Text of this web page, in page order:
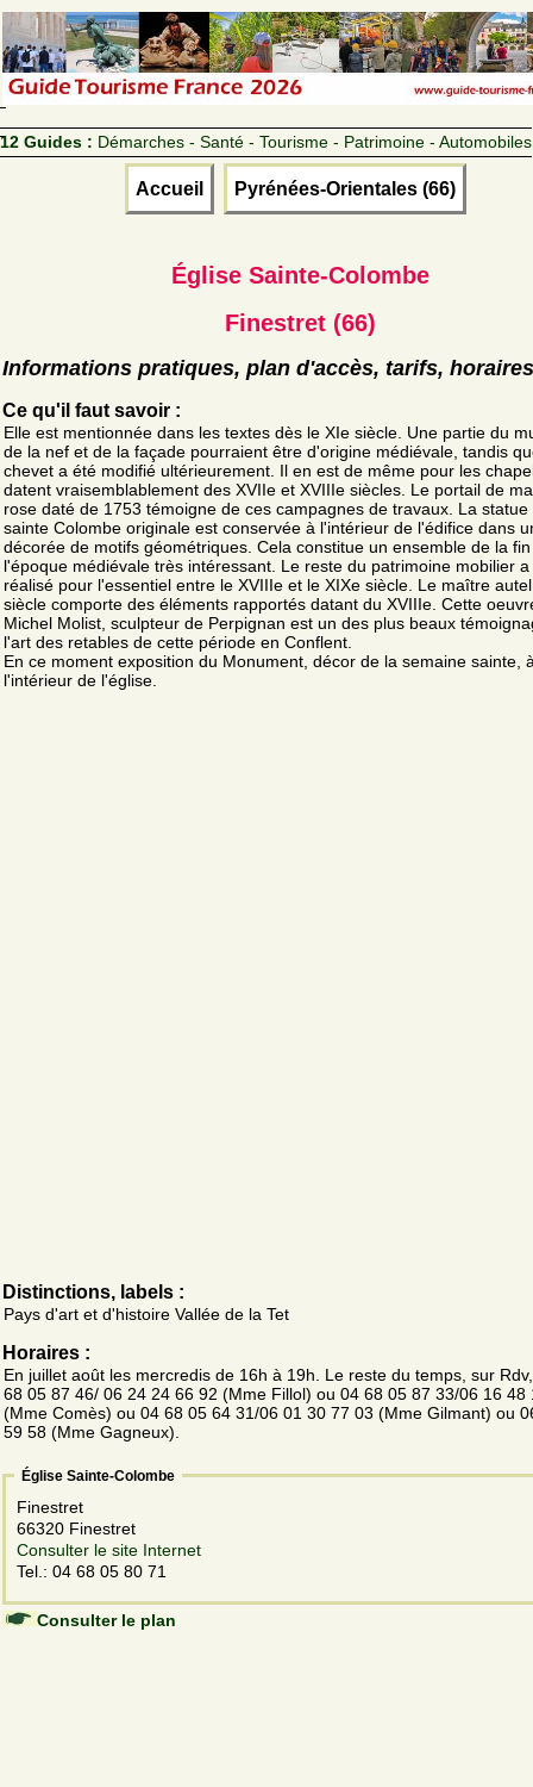
12 Guides : Démarches - Santé - Tourisme - Patrimoine - Automobiles
Accueil Pyrénées-Orientales (66)
Église Sainte-Colombe
Finestret (66)
Informations pratiques, plan d'accès, tarifs, horaires
Ce qu'il faut savoir :
Elle est mentionnée dans les textes dès le XIe siècle. Une partie du
de la nef et de la façade pourraient être d'origine médiévale, tandis
chevet a été modifié ultérieurement. Il en est de même pour les
datent vraisemblablement des XVIIe et XVIIIe siècles. Le portail de
rose daté de 1753 témoigne de ces campagnes de travaux. La statue
sainte Colombe originale est conservée à l'intérieur de l'édifice dans
décorée de motifs géométriques. Cela constitue un ensemble de la
l'époque médiévale très intéressant. Le reste du patrimoine mobilier a
réalisé pour l'essentiel entre le XVIIIe et le XIXe siècle. Le maître
siècle comporte des éléments rapportés datant du XVIIIe. Cette
Michel Molist, sculpteur de Perpignan est un des plus beaux
l'art des retables de cette période en Conflent.
En ce moment exposition du Monument, décor de la semaine sainte,
l'intérieur de l'église.
Distinctions, labels :
Pays d'art et d'histoire Vallée de la Tet
Horaires :
En juillet août les mercredis de 16h à 19h. Le reste du temps, sur
68 05 87 46/ 06 24 24 66 92 (Mme Fillol) ou 04 68 05 87 33/06 16 48
(Mme Comès) ou 04 68 05 64 31/06 01 30 77 03 (Mme Gilmant) ou
59 58 (Mme Gagneux).
Église Sainte-Colombe
Finestret
66320 Finestret
Consulter le site Internet
Tel.: 04 68 05 80 71
Consulter le plan